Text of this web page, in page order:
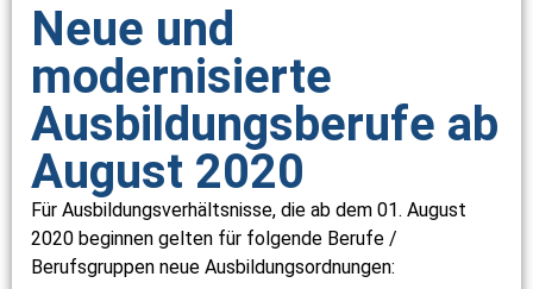
Neue und
modernisierte
Ausbildungsberufe ab
August 2020
Für Ausbildungsverhältsnisse, die ab dem 01. August
2020 beginnen gelten für folgende Berufe /
Berufsgruppen neue Ausbildungsordnungen: